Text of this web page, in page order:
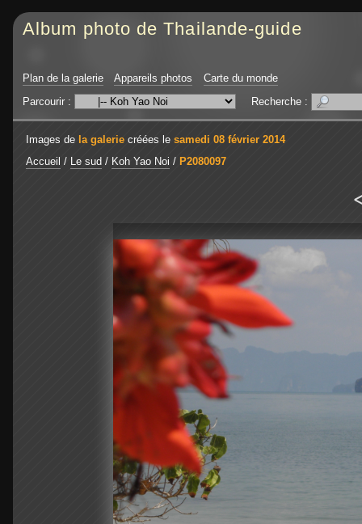
Album photo de Thailande-guide
Plan de la galerie Appareils photos
Carte du monde
Parcourir :
Recherche :
Images de la galerie créées le samedi 08 février 2014
Accueil / Le sud / Koh Yao Noi / P2080097